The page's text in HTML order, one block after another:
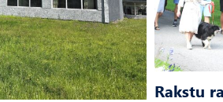
Rakstu